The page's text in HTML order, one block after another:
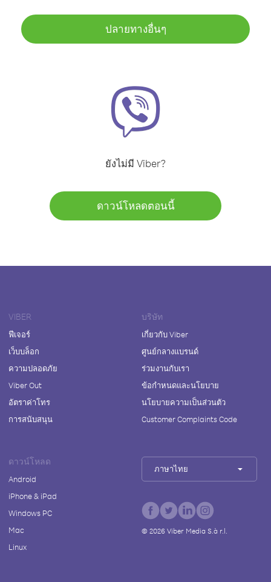
ปลายทางอื่นๆ
ยังไม่มี Viber?
ดาวน์โหลดตอนนี้
VIBER
ฟีเจอร์
เว็บบล็อก
ความปลอดภัย
Viber Out
อัตราค่าโทร
การสนับสนุน
บริษัท
เกี่ยวกับ Viber
ศูนย์กลางแบรนด์
ร่วมงานกับเรา
ข้อกำหนดและนโยบาย
นโยบายความเป็นส่วนตัว
Customer Complaints Code
ดาวน์โหลด
Android
iPhone & iPad
Windows PC
Mac
Linux
ภาษาไทย
© 2026Viber Media S.à r.l.